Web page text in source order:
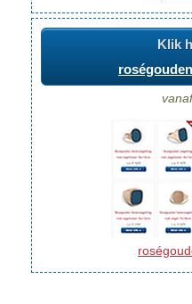
Klik
roségouden